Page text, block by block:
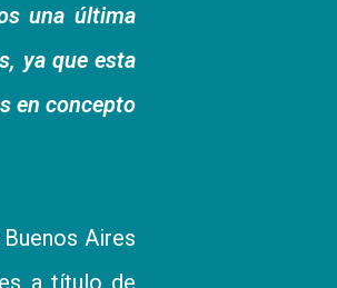
una última
ya que esta
en concepto
Aires
a título de